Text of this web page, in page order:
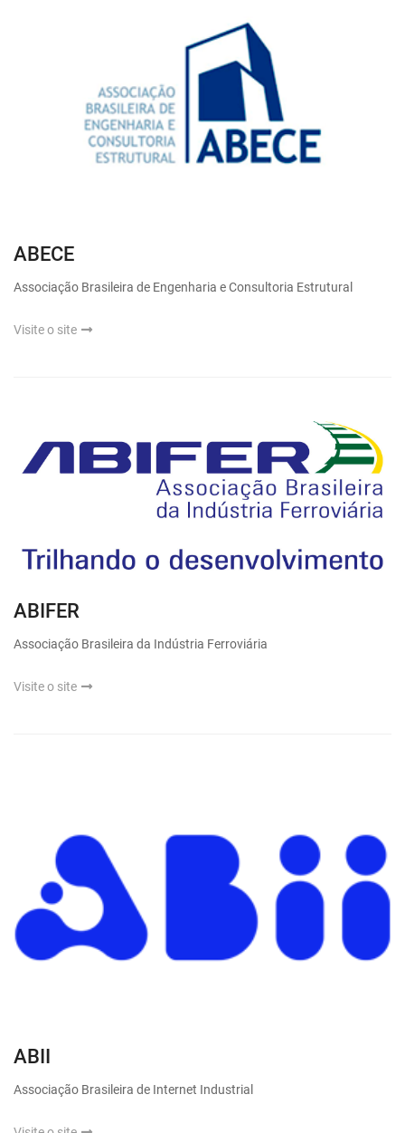
ABECE
Associação Brasileira de Engenharia e Consultoria Estrutural
Visite o site
ABIFER
Associação Brasileira da Indústria Ferroviária
Visite o site
ABII
Associação Brasileira de Internet Industrial